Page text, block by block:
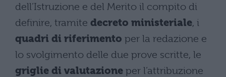
dell’Istruzione e del Merito il compito di
definire, tramite decreto ministeriale, i
quadri di riferimento per la redazione e
lo svolgimento delle due prove scritte, le
griglie di valutazione per l’attribuzione